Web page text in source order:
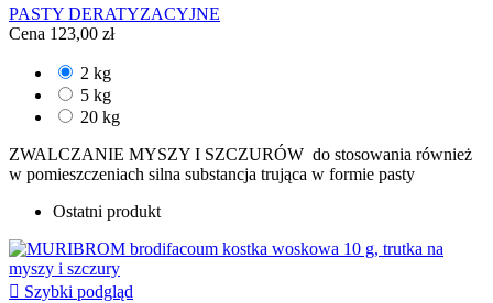
PASTY DERATYZACYJNE
Cena 123,00 zł
2 kg
5 kg
20 kg
ZWALCZANIE MYSZY I SZCZURÓW do stosowania również
w pomieszczeniach silna substancja trująca w formie pasty
Ostatni produkt
 Szybki podgląd